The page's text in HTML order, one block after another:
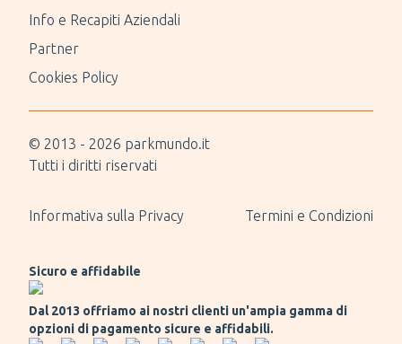
Info e Recapiti Aziendali
Partner
Cookies Policy
© 2013 - 2026 parkmundo.it
Tutti i diritti riservati
Informativa sulla Privacy Termini e Condizioni
Sicuro e affidabile
Dal 2013 offriamo ai nostri clienti un'ampia gamma di
opzioni di pagamento sicure e affidabili.